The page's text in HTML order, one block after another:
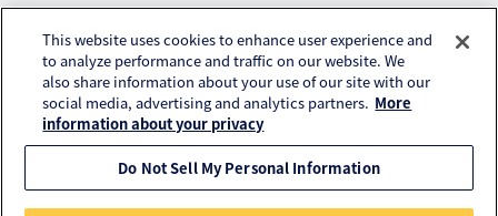
株式会社クラレ ウェブサイト
プライバシーポリシー
アクセスデータの取扱いについて
ご利用にあたって
© KURARAY CO., LTD. All RIGHTS RESERVED.
This website uses cookies to enhance user experience and
to analyze performance and traffic on our website. We
also share information about your use of our site with our
social media, advertising and analytics partners. More
information about your privacy
Do Not Sell My Personal Information